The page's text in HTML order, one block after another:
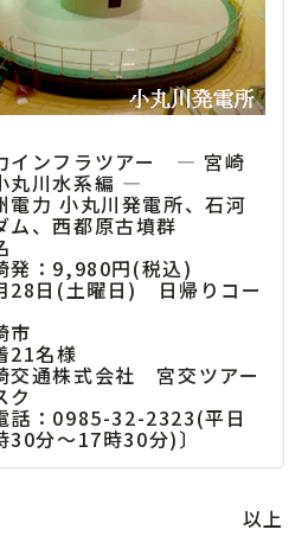
インフラツアー ― 宮崎
丸川水系編 ―
電力 小丸川発電所、石河
ム、西都原古墳群
発：9,980円(税込)
28日(土曜日) 日帰りコー
市
21名様
交通株式会社 宮交ツアー
ク
話：0985-32-2323(平日
30分～17時30分)〕
以上